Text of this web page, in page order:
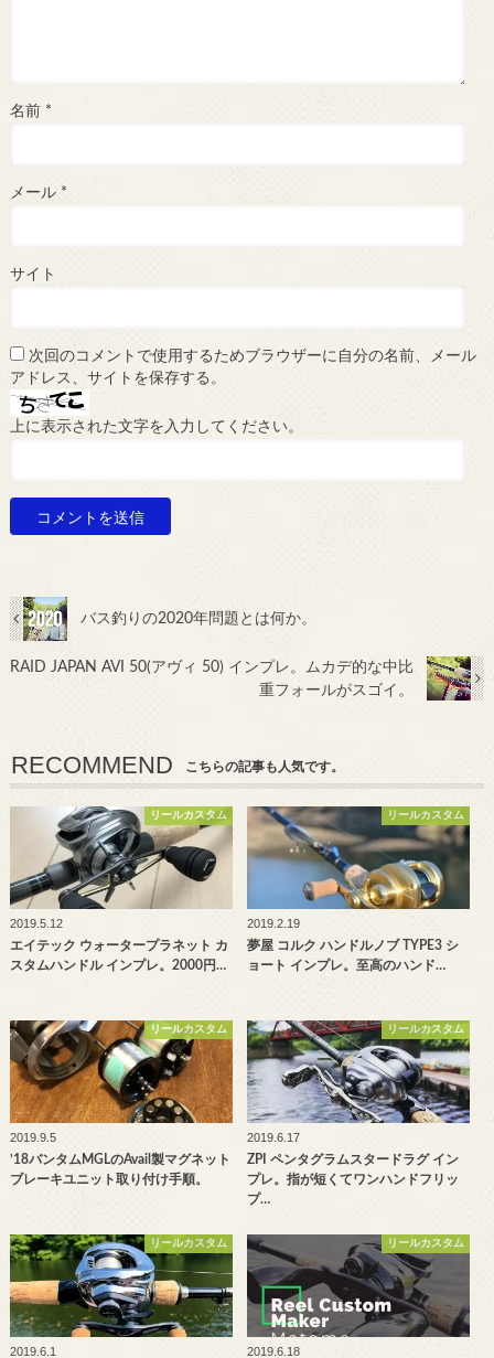
名前 *
メール *
サイト
次回のコメントで使用するためブラウザーに自分の名前、メール
アドレス、サイトを保存する。
上に表示された文字を入力してください。
バス釣りの2020年問題とは何か。
RAID JAPAN AVI 50(アヴィ 50) インプレ。ムカデ的な中比
重フォールがスゴイ。
RECOMMEND こちらの記事も人気です。
リールカスタム
2019.5.12
エイテック ウォータープラネット カ
スタムハンドル インプレ。2000円…
リールカスタム
2019.2.19
夢屋 コルク ハンドルノブ TYPE3 シ
ョート インプレ。至高のハンド…
リールカスタム
2019.9.5
’18バンタムMGLのAvail製マグネット
ブレーキユニット取り付け手順。
リールカスタム
2019.6.17
ZPI ペンタグラムスタードラグ イン
プレ。指が短くてワンハンドフリッ
プ…
リールカスタム
2019.6.1
リールカスタム
2019.6.18